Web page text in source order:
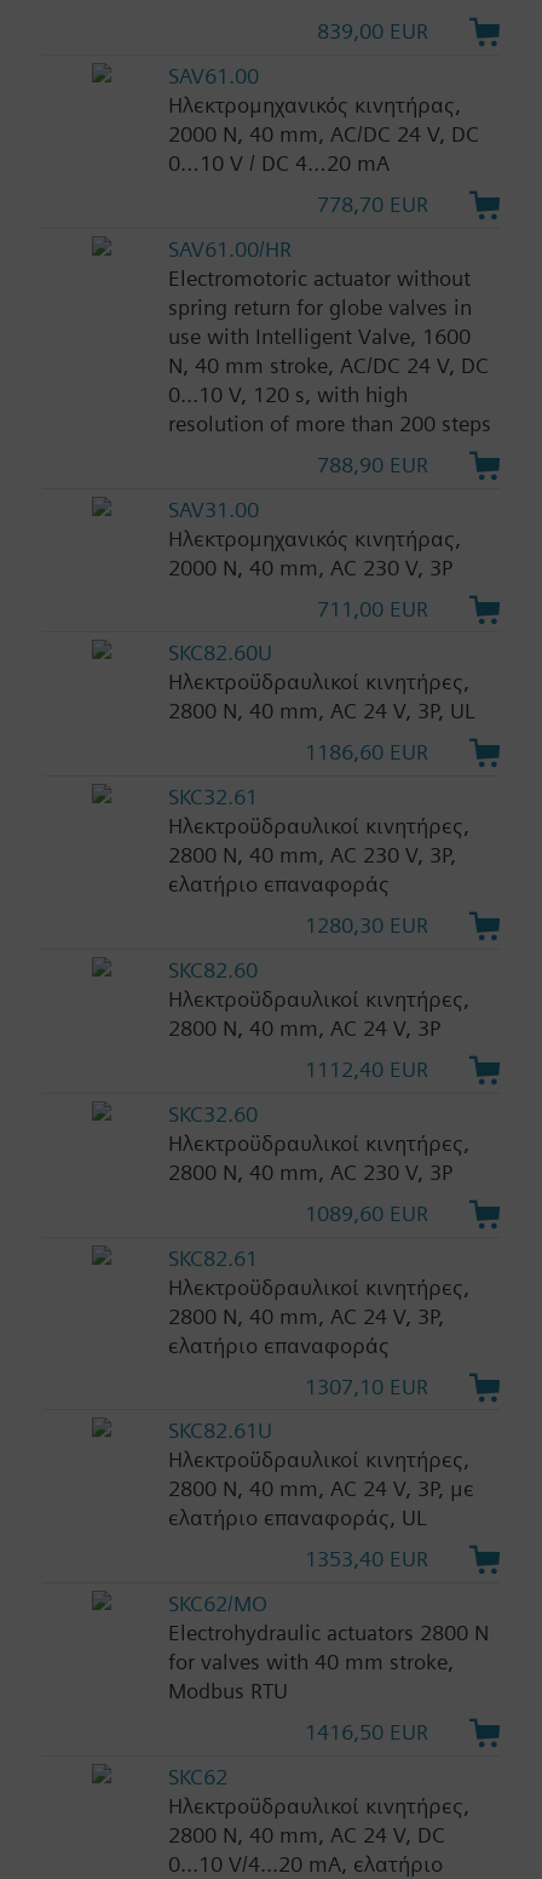
839,00 EUR
SAV61.00
Ηλεκτρομηχανικός κινητήρας,
2000 N, 40 mm, AC/DC 24 V, DC
0…10 V / DC 4…20 mA
778,70 EUR
SAV61.00/HR
Electromotoric actuator without
spring return for globe valves in
use with Intelligent Valve, 1600
N, 40 mm stroke, AC/DC 24 V, DC
0...10 V, 120 s, with high
resolution of more than 200 steps
788,90 EUR
SAV31.00
Ηλεκτρομηχανικός κινητήρας,
2000 N, 40 mm, AC 230 V, 3P
711,00 EUR
SKC82.60U
Ηλεκτροϋδραυλικοί κινητήρες,
2800 N, 40 mm, AC 24 V, 3P, UL
1186,60 EUR
SKC32.61
Ηλεκτροϋδραυλικοί κινητήρες,
2800 N, 40 mm, AC 230 V, 3P,
ελατήριο επαναφοράς
1280,30 EUR
SKC82.60
Ηλεκτροϋδραυλικοί κινητήρες,
2800 N, 40 mm, AC 24 V, 3P
1112,40 EUR
SKC32.60
Ηλεκτροϋδραυλικοί κινητήρες,
2800 N, 40 mm, AC 230 V, 3P
1089,60 EUR
SKC82.61
Ηλεκτροϋδραυλικοί κινητήρες,
2800 N, 40 mm, AC 24 V, 3P,
ελατήριο επαναφοράς
1307,10 EUR
SKC82.61U
Ηλεκτροϋδραυλικοί κινητήρες,
2800 N, 40 mm, AC 24 V, 3P, με
ελατήριο επαναφοράς, UL
1353,40 EUR
SKC62/MO
Electrohydraulic actuators 2800 N
for valves with 40 mm stroke,
Modbus RTU
1416,50 EUR
SKC62
Ηλεκτροϋδραυλικοί κινητήρες,
2800 N, 40 mm, AC 24 V, DC
0...10 V/4...20 mA, ελατήριο